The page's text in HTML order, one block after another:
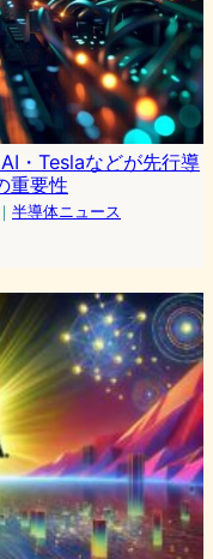
・Teslaなどが先行導
重要性
｜ 半導体ニュース